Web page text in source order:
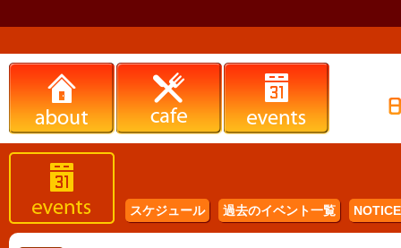
スケジュール 過去のイベント一覧